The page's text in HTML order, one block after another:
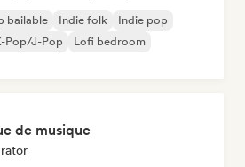
bailable Indie folk
Indie pop
Pop/J-Pop
Lofi bedroom
de musique